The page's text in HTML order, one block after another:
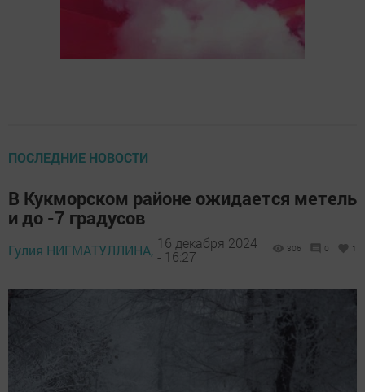
ПОСЛЕДНИЕ НОВОСТИ
В Кукморском районе ожидается метель
и до -7 градусов
Гулия НИГМАТУЛЛИНА, 16 декабря 2024
- 16:27
306 0 1